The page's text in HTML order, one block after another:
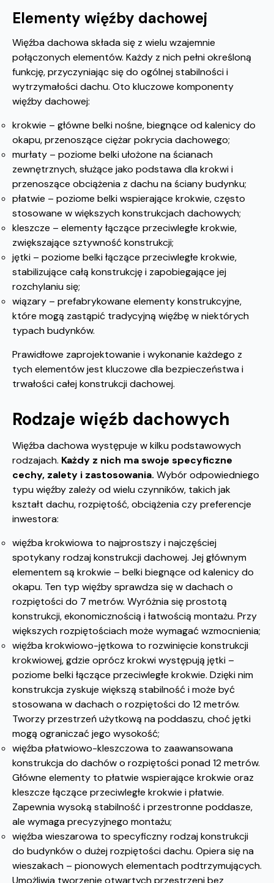
Elementy więźby dachowej
Więźba dachowa składa się z wielu wzajemnie
połączonych elementów. Każdy z nich pełni określoną
funkcję, przyczyniając się do ogólnej stabilności i
wytrzymałości dachu. Oto kluczowe komponenty
więźby dachowej:
krokwie – główne belki nośne, biegnące od kalenicy do
okapu, przenoszące ciężar pokrycia dachowego;
murłaty – poziome belki ułożone na ścianach
zewnętrznych, służące jako podstawa dla krokwi i
przenoszące obciążenia z dachu na ściany budynku;
płatwie – poziome belki wspierające krokwie, często
stosowane w większych konstrukcjach dachowych;
kleszcze – elementy łączące przeciwległe krokwie,
zwiększające sztywność konstrukcji;
jętki – poziome belki łączące przeciwległe krokwie,
stabilizujące całą konstrukcję i zapobiegające jej
rozchylaniu się;
wiązary – prefabrykowane elementy konstrukcyjne,
które mogą zastąpić tradycyjną więźbę w niektórych
typach budynków.
Prawidłowe zaprojektowanie i wykonanie każdego z
tych elementów jest kluczowe dla bezpieczeństwa i
trwałości całej konstrukcji dachowej.
Rodzaje więźb dachowych
Więźba dachowa występuje w kilku podstawowych
rodzajach. Każdy z nich ma swoje specyficzne
cechy, zalety i zastosowania. Wybór odpowiedniego
typu więźby zależy od wielu czynników, takich jak
kształt dachu, rozpiętość, obciążenia czy preferencje
inwestora:
więźba krokwiowa to najprostszy i najczęściej
spotykany rodzaj konstrukcji dachowej. Jej głównym
elementem są krokwie – belki biegnące od kalenicy do
okapu. Ten typ więźby sprawdza się w dachach o
rozpiętości do 7 metrów. Wyróżnia się prostotą
konstrukcji, ekonomicznością i łatwością montażu. Przy
większych rozpiętościach może wymagać wzmocnienia;
więźba krokwiowo-jętkowa to rozwinięcie konstrukcji
krokwiowej, gdzie oprócz krokwi występują jętki –
poziome belki łączące przeciwległe krokwie. Dzięki nim
konstrukcja zyskuje większą stabilność i może być
stosowana w dachach o rozpiętości do 12 metrów.
Tworzy przestrzeń użytkową na poddaszu, choć jętki
mogą ograniczać jego wysokość;
więźba płatwiowo-kleszczowa to zaawansowana
konstrukcja do dachów o rozpiętości ponad 12 metrów.
Główne elementy to płatwie wspierające krokwie oraz
kleszcze łączące przeciwległe krokwie i płatwie.
Zapewnia wysoką stabilność i przestronne poddasze,
ale wymaga precyzyjnego montażu;
więźba wieszarowa to specyficzny rodzaj konstrukcji
do budynków o dużej rozpiętości dachu. Opiera się na
wieszakach – pionowych elementach podtrzymujących.
Umożliwia tworzenie otwartych przestrzeni bez